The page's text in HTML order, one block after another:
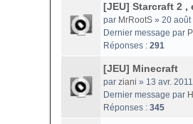
[JEU] Starcraft 2 ,
par MrRootS » 20 août
Dernier message par
Réponses : 291
[JEU] Minecraft
par ziani » 13 avr.
Dernier message par
Réponses : 345